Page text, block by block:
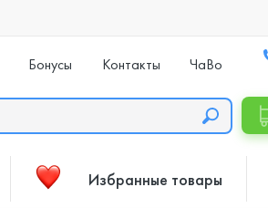
Бонусы Контакты ЧаВо
Избранные товары